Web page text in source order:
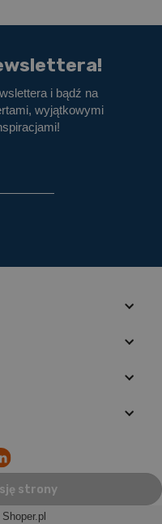
i bądź na
wyjątkowymi
strony